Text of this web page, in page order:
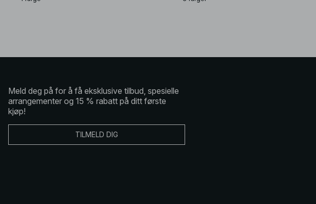
Meld deg på for å få eksklusive tilbud, spesielle
arrangementer og 15 % rabatt på ditt første
kjøp!
TILMELD DIG